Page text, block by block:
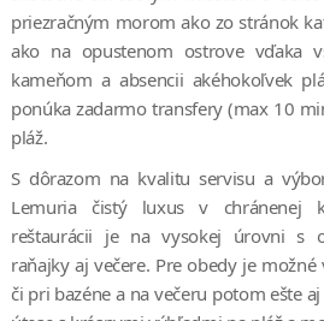
priezračným morom ako zo stránok
ako na opustenom ostrove vďaka
kameňom a absencii akéhokoľvek
ponúka zadarmo transfery (max 10
pláž.
S dôrazom na kvalitu servisu a
Lemuria čistý luxus v chránenej
reštaurácii je na vysokej úrovni s
raňajky aj večere. Pre obedy je
či pri bazéne a na večeru potom ešte